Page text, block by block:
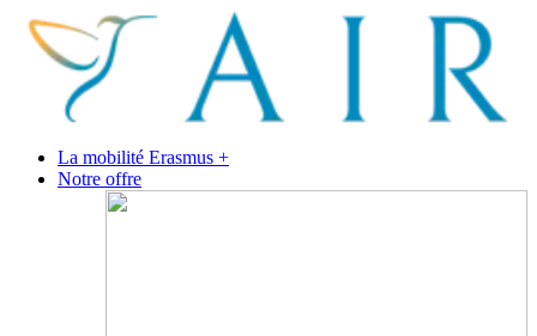
La mobilité Erasmus +
Notre offre